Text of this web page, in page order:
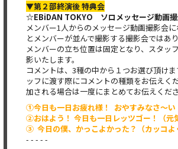
▼第２部終演後 特典会
☆EBiDAN TOKYO ソロメッセージ動画
メンバー1人からのメッセージ動画撮影会
とメンバーが並んで撮影する撮影会ではあ
メンバーの立ち位置は固定となり、スタッ
影いたします。
コメントは、3種の中から１つお選び頂け
ッフに渡す際にコメントの種類をお伝えく
加される場合は一度にまとめてお伝えくださ
①今日も一日お疲れ様！ おやすみなさ〜い
②おはよう！ 今日も一日レッツゴー！（元
③ 今日の僕、かっこよかった？（カッコよ
- - - - -